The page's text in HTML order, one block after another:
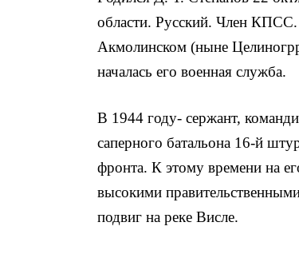
области. Русский. Член
Акмолинском (ныне
началась его военная служба.
В 1944 году- сержант,
саперного батальона 16-й
фронта. К этому вре­мени на
высокими
подвиг на реке Висле.